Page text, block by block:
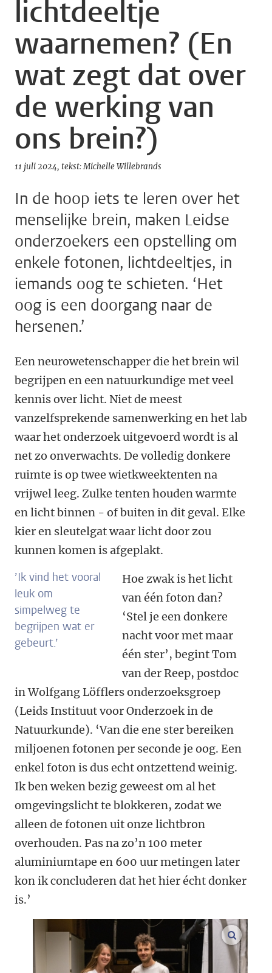
lichtdeeltje
waarnemen? (En
wat zegt dat over
de werking van
ons brein?)
11 juli 2024 tekst: Michelle Willebrands
In de hoop iets te leren over het
menselijke brein, maken Leidse
onderzoekers een opstelling om
enkele fotonen, lichtdeeltjes, in
iemands oog te schieten. ‘Het
oog is een doorgang naar de
hersenen.’
Een neurowetenschapper die het brein wil
begrijpen en een natuurkundige met veel
kennis over licht. Niet de meest
vanzelfsprekende samenwerking en het lab
waar het onderzoek uitgevoerd wordt is al
net zo onverwachts. De volledig donkere
ruimte is op twee wietkweektenten na
vrijwel leeg. Zulke tenten houden warmte
en licht binnen - of buiten in dit geval. Elke
kier en sleutelgat waar licht door zou
kunnen komen is afgeplakt.
’Ik vind het vooral
leuk om
simpelweg te
begrijpen wat er
gebeurt.’
Hoe zwak is het licht
van één foton dan?
‘Stel je een donkere
nacht voor met maar
één ster’, begint Tom
van der Reep, postdoc
in Wolfgang Löfflers onderzoeksgroep
(Leids Instituut voor Onderzoek in de
Natuurkunde). ‘Van die ene ster bereiken
miljoenen fotonen per seconde je oog. Een
enkel foton is dus echt ontzettend weinig.
Ik ben weken bezig geweest om al het
omgevingslicht te blokkeren, zodat we
alleen de fotonen uit onze lichtbron
overhouden. Pas na zo’n 100 meter
aluminiumtape en 600 uur metingen later
kon ik concluderen dat het hier écht donker
is.’